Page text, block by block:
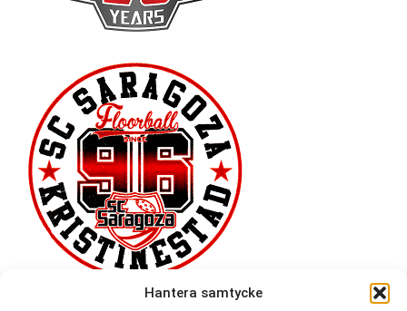
Hantera samtycke